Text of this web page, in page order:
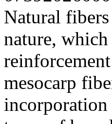
Natural
nature, which
mesocarp